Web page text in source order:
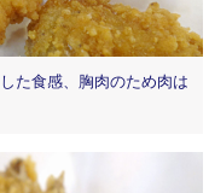
た食感、胸肉のため肉は